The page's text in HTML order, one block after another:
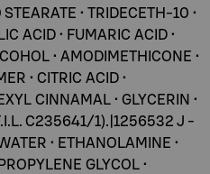
• TRIDECETH-10 •
ACID • FUMARIC ACID •
• AMODIMETHICONE •
• CITRIC ACID •
CINNAMAL • GLYCERIN •
C235641/1).|1256532 J -
• ETHANOLAMINE •
GLYCOL •